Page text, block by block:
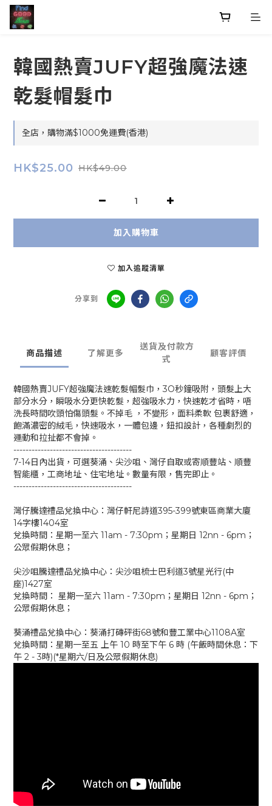
韓國熱賣JUFY超強魔法速
乾髮帽髮巾
全店，購物滿$1000免運費(香港)
HK$25.00 HK$49.00
加入購物車
加入追蹤清單
分享到
商品描述 了解更多
送貨及付款方
式
顧客評價
韓國熱賣JUFY超強魔法速乾髮帽髮巾，3O秒鐘吸附，頭髮上大
部分水分，瞬吸水分更快乾髮，超強吸水力，快速乾才省時，唔
洗長時間吹頭怕傷頭髮。不掉毛 ，不變形，面料柔軟 包裹舒適，
飽滿濃密的絨毛，快速吸水，一體包邊，鈕扣設計，各種劇烈的
運動和拉扯都不會掉。
---------------------------------------
7-14日內出貨，可選葵涌、尖沙咀、灣仔自取或寄順豐站、順豐
智能櫃，工商地址、住宅地址。數量有限，售完即止。
---------------------------------------
灣仔騰達禮品兌換中心：灣仔軒尼詩道395-399號東區商業大廈
14字樓1404室
兌換時間：星期一至六 11am - 7:30pm；星期日 12nn - 6pm；
公眾假期休息；
尖沙咀騰達禮品兌換中心：尖沙咀梳士巴利道3號星光行(中
座)1427室
兌換時間： 星期一至六 11am - 7:30pm；星期日 12nn - 6pm；
公眾假期休息；
葵涌禮品兌換中心：葵涌打磚砰街68號和豐工業中心1108A室
兌換時間：星期一至五 上午 10 時至下午 6 時 (午飯時間休息：下
午 2 - 3時)(*星期六/日及公眾假期休息)